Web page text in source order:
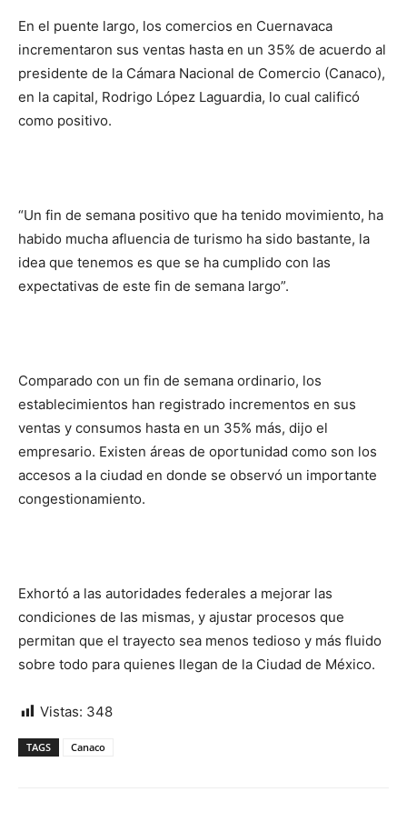
En el puente largo, los comercios en Cuernavaca
incrementaron sus ventas hasta en un 35% de acuerdo al
presidente de la Cámara Nacional de Comercio (Canaco),
en la capital, Rodrigo López Laguardia, lo cual calificó
como positivo.
“Un fin de semana positivo que ha tenido movimiento, ha
habido mucha afluencia de turismo ha sido bastante, la
idea que tenemos es que se ha cumplido con las
expectativas de este fin de semana largo”.
Comparado con un fin de semana ordinario, los
establecimientos han registrado incrementos en sus
ventas y consumos hasta en un 35% más, dijo el
empresario. Existen áreas de oportunidad como son los
accesos a la ciudad en donde se observó un importante
congestionamiento.
Exhortó a las autoridades federales a mejorar las
condiciones de las mismas, y ajustar procesos que
permitan que el trayecto sea menos tedioso y más fluido
sobre todo para quienes llegan de la Ciudad de México.
Vistas: 348
TAGS Canaco